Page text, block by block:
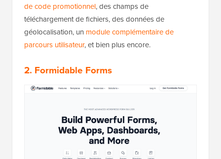
de code promotionnel, des champs de
téléchargement de fichiers, des données de
géolocalisation, un module complémentaire de
parcours utilisateur, et bien plus encore.
2. Formidable Forms